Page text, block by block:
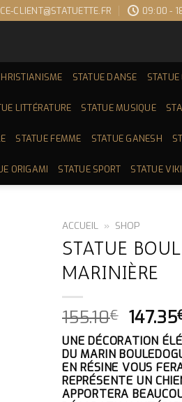
CLIENT@STATUETTE.FR 09:00 -
STATUE DANSE
LITTÉRATURE STATUE MUSIQUE
STATUE FEMME STATUE GANESH
ORIGAMI STATUE SPORT STATUE
ACCUEIL » SHOP
STATUE
MARINIÈRE
155.10€ LE
PRIX
ÉTAIT
147.35
UNE DÉCORATION
DU MARIN
EN RÉSINE VOUS
REPRÉSENTE UN
APPORTERA